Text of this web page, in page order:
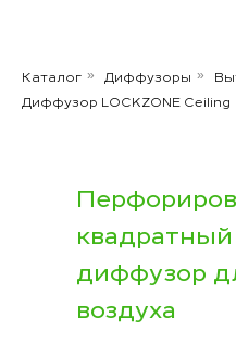
Каталог » Диффузоры »
Диффузор LOCKZONE Ceiling
диффузор
воздуха